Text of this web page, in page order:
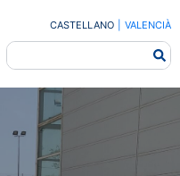
CASTELLANO VALENCIÀ